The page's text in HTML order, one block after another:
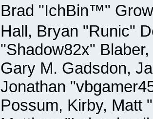
Brad "IchBin™"
Hall, Bryan "Runic"
"Shadow82x"
Gary M. Gadsdon,
Jonathan
Possum, Kirby, Matt